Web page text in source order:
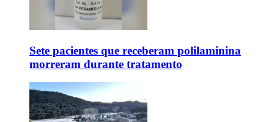
Sete pacientes que receberam polilaminina
morreram durante tratamento